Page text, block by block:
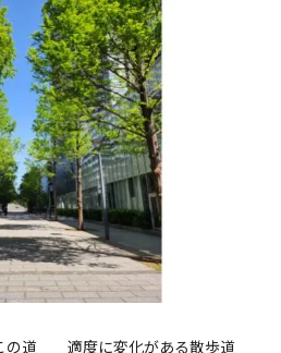
の道 適度に変化がある散歩道